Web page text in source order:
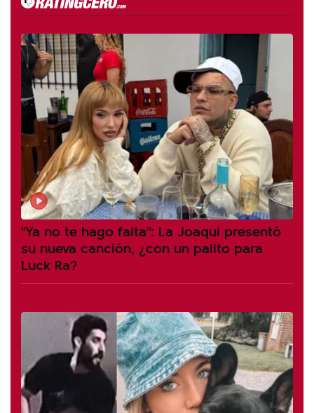
"Ya no te hago falta": La Joaqui presentó
su nueva canción, ¿con un palito para
Luck Ra?